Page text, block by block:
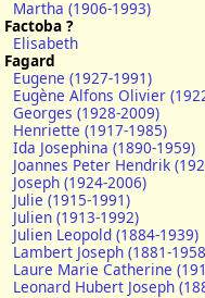
Martha (1906-1993)
Factoba ?
Elisabeth
Fagard
Eugene (1927-1991)
Eugène Alfons Olivier
Georges (1928-2009)
Henriette (1917-1985)
Ida Josephina (1890-1959)
Joannes Peter Hendrik
Joseph (1924-2006)
Julie (1915-1991)
Julien (1913-1992)
Julien Leopold (1884-1939)
Lambert Joseph (1881-
Laure Marie Catherine
Leonard Hubert Joseph